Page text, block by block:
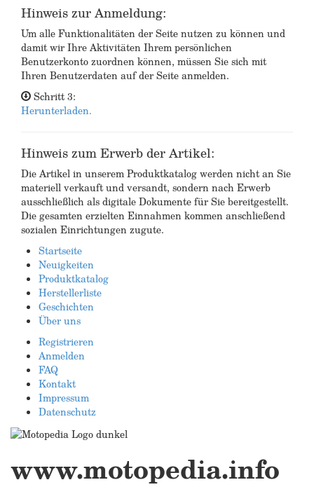
Hinweis zur Anmeldung:
Um alle Funktionalitäten der Seite nutzen zu können und
damit wir Ihre Aktivitäten Ihrem persönlichen
Benutzerkonto zuordnen können, müssen Sie sich mit
Ihren Benutzerdaten auf der Seite anmelden.
Schritt 3:
Herunterladen.
Hinweis zum Erwerb der Artikel:
Die Artikel in unserem Produktkatalog werden nicht an Sie
materiell verkauft und versandt, sondern nach Erwerb
ausschließlich als digitale Dokumente für Sie bereitgestellt.
Die gesamten erzielten Einnahmen kommen anschließend
sozialen Einrichtungen zugute.
Startseite
Neuigkeiten
Produktkatalog
Herstellerliste
Geschichten
Über uns
Registrieren
Anmelden
FAQ
Kontakt
Impressum
Datenschutz
www.motopedia.info